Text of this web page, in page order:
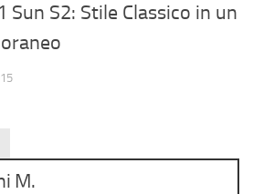
S2: Stile Classico in un
M.